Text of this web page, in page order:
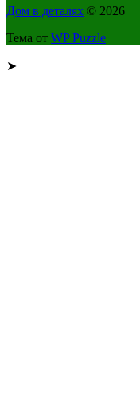
Дом в деталях © 2026
Тема от WP Puzzle
➤